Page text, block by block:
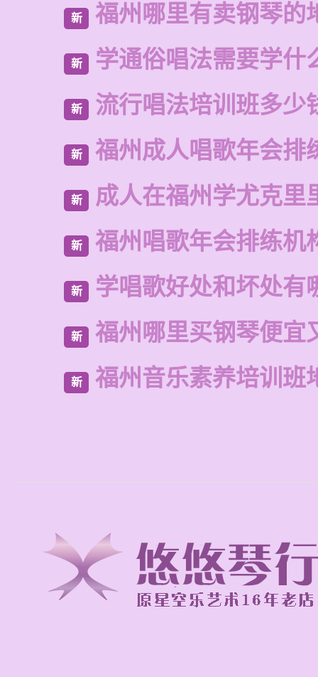
新 福州哪里有卖钢琴的
新 学通俗唱法需要学什
新 流行唱法培训班多少
新 福州成人唱歌年会排
新 成人在福州学尤克里
新 福州唱歌年会排练机
新 学唱歌好处和坏处有
新 福州哪里买钢琴便宜
新 福州音乐素养培训班